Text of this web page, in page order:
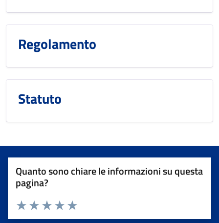
Regolamento
Statuto
Quanto sono chiare le informazioni su questa
pagina?
Valuta da 1 a 5 stelle la pagina
Valuta 5 stelle su 5
Valuta 4 stelle su 5
Valuta 3 stelle su 5
Valuta 2 stelle su 5
Valuta 1 stelle su 5